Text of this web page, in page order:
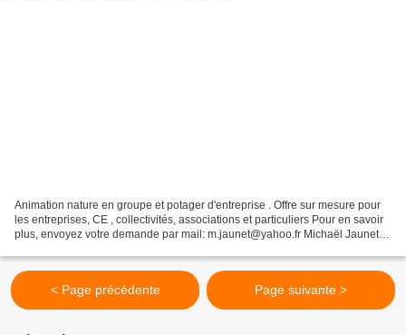
Animation nature en groupe et potager d'entreprise . Offre sur mesure pour
les entreprises, CE , collectivités, associations et particuliers Pour en savoir
plus, envoyez votre demande par mail: m.jaunet@yahoo.fr Michaël Jaunet -
< Page précédente Page suivante >